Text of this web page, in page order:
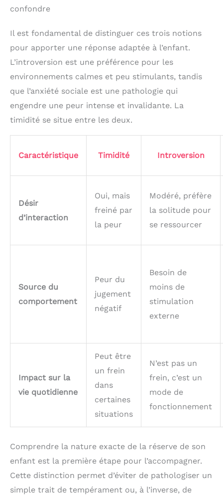
confondre
Il est fondamental de distinguer ces trois notions
pour apporter une réponse adaptée à l’enfant.
L’introversion est une préférence pour les
environnements calmes et peu stimulants, tandis
que l’anxiété sociale est une pathologie qui
engendre une peur intense et invalidante. La
timidité se situe entre les deux.
Caractéristique Timidité Introversion
Désir
d’interaction
Oui, mais
freiné par
la peur
Modéré, préfère
la solitude pour
se ressourcer
Source du
comportement
Peur du
jugement
négatif
Besoin de
moins de
stimulation
externe
Impact sur la
vie quotidienne
Peut être
un frein
dans
certaines
situations
N’est pas un
frein, c’est un
mode de
fonctionnement
Comprendre la nature exacte de la réserve de son
enfant est la première étape pour l’accompagner.
Cette distinction permet d’éviter de pathologiser un
simple trait de tempérament ou, à l’inverse, de